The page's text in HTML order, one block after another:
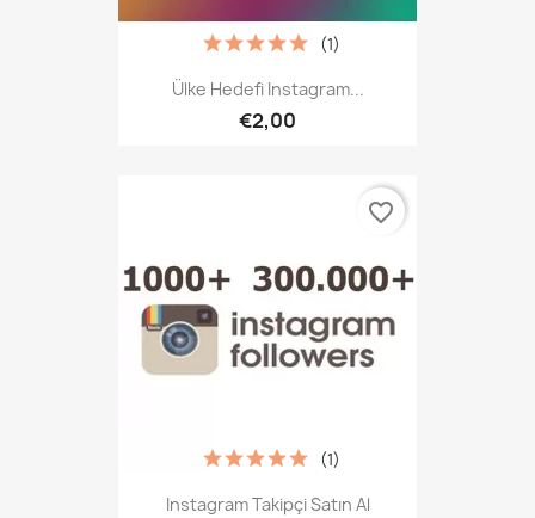
Ülke Hedefi Instagram...
€2,00
(1)
Instagram Takipçi Satın Al
(1)
favorite_border